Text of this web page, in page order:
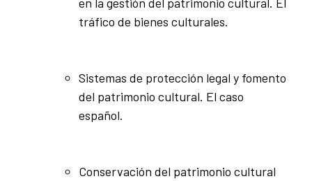
tráfico de bienes culturales.
Sistemas de protección legal y fomento
del patrimonio cultural. El caso
español.
Conservación del patrimonio cultural